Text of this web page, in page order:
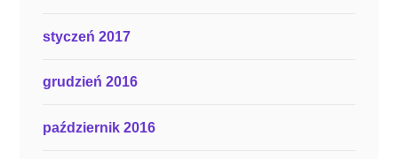
styczeń 2017
grudzień 2016
październik 2016